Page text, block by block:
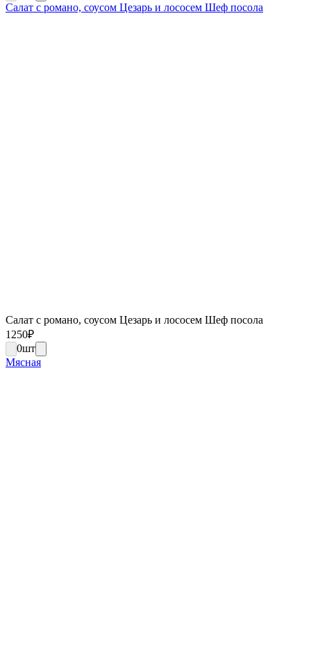
Салат с романо, соусом Цезарь и лососем Шеф посола
Салат с романо, соусом Цезарь и лососем Шеф посола
1250₽
0шт
Мясная